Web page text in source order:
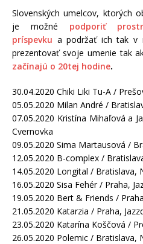
Slovenských umelcov, ktorých
je možné podporiť
príspevku a podržať ich tak v
prezentovať svoje umenie tak
začínajú o 20tej hodine.
30.04.2020 Chiki Liki Tu-A /
05.05.2020 Milan André /
07.05.2020 Kristína Mihaľová a
Cvernovka
09.05.2020 Sima Martausová /
12.05.2020 B-complex /
14.05.2020 Longital / Bratislava,
16.05.2020 Sisa Fehér / Praha,
19.05.2020 Bert & Friends /
21.05.2020 Katarzia / Praha,
23.05.2020 Katarína Koščová /
26.05.2020 Polemic / Bratislava,